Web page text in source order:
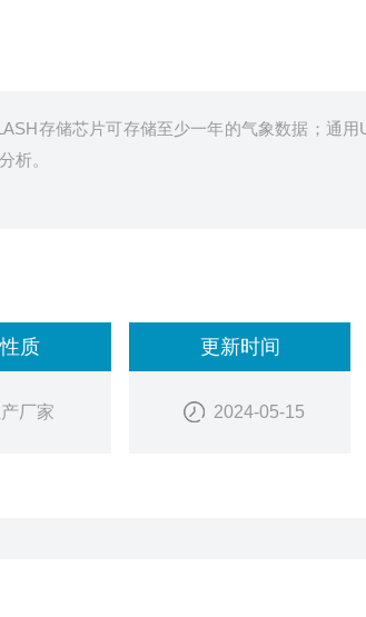
存储芯片可存储至少一年的气象数据；通
析。
质
厂家
更新时间
2024-05-15